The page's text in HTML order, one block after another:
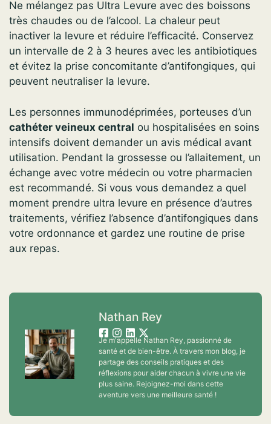
Ne mélangez pas Ultra Levure avec des boissons
très chaudes ou de l’alcool. La chaleur peut
inactiver la levure et réduire l’efficacité. Conservez
un intervalle de 2 à 3 heures avec les antibiotiques
et évitez la prise concomitante d’antifongiques, qui
peuvent neutraliser la levure.
Les personnes immunodéprimées, porteuses d’un
cathéter veineux central ou hospitalisées en soins
intensifs doivent demander un avis médical avant
utilisation. Pendant la grossesse ou l’allaitement, un
échange avec votre médecin ou votre pharmacien
est recommandé. Si vous vous demandez a quel
moment prendre ultra levure en présence d’autres
traitements, vérifiez l’absence d’antifongiques dans
votre ordonnance et gardez une routine de prise
aux repas.
Nathan Rey
Je m'appelle Nathan Rey, passionné de
santé et de bien-être. À travers mon blog, je
partage des conseils pratiques et des
réflexions pour aider chacun à vivre une vie
plus saine. Rejoignez-moi dans cette
aventure vers une meilleure santé !